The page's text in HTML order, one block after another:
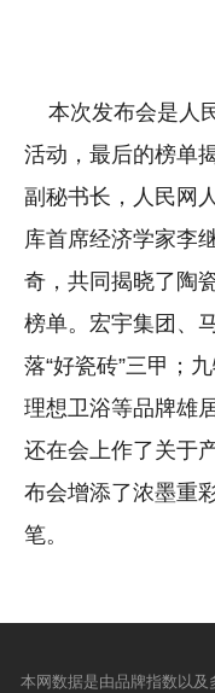
本次发布会是人
活动，最后的榜单
副秘书长，人民网
库首席经济学家李
奇，共同揭晓了陶
榜单。宏宇集团、
落“好瓷砖”三甲；
理想卫浴等品牌雄
还在会上作了关于
布会增添了浓墨重
笔
本网数据是由品牌指数以